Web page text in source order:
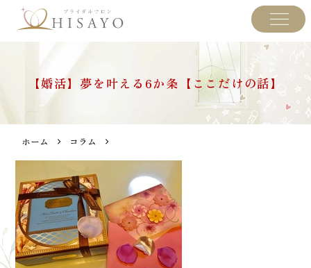
【婚活】夢を叶える6か条【ここだけの話】
ホーム コラム